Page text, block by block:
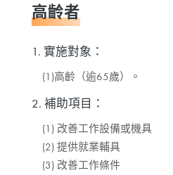
高齡者
1. 實施對象：
(1)高齡（逾65歲）。
2. 補助項目：
(1) 改善工作設備或機具
(2) 提供就業輔具
(3) 改善工作條件